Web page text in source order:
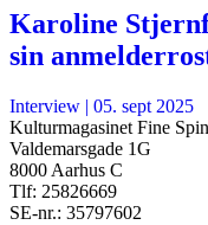
Karoline
sin
Interview | 05. sept 2025
Kulturmagasinet Fine
Valdemarsgade 1G
8000 Aarhus C
Tlf: 25826669
SE-nr.: 35797602